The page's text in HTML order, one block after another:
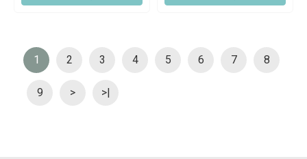
1 2 3 4 5 6 7 8
9 > >|